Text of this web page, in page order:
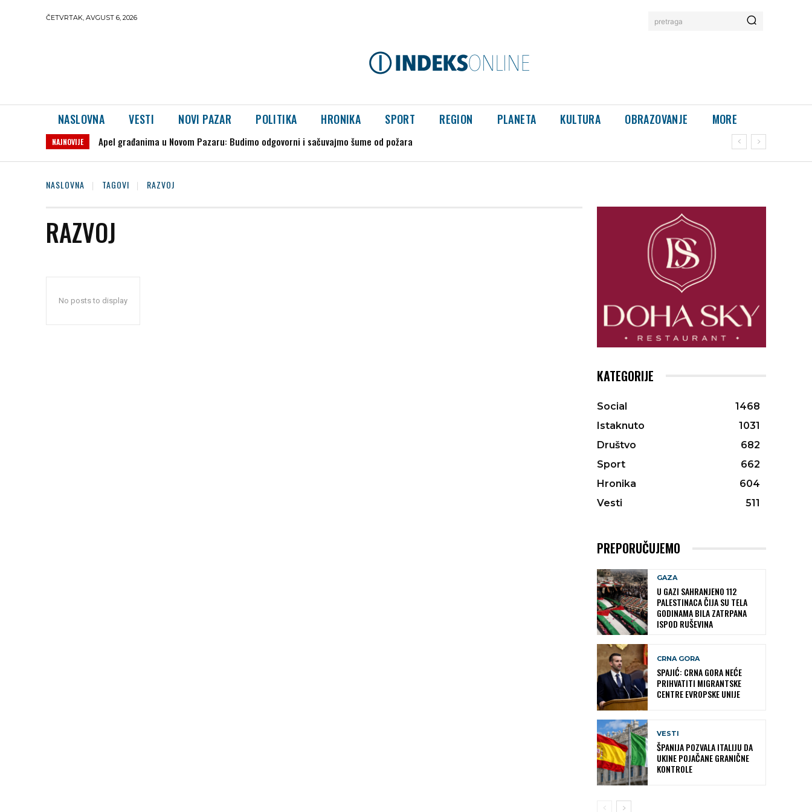
ČETVRTAK, AVGUST 6, 2026 pretraga
NASLOVNA VESTI NOVI PAZAR POLITIKA HRONIKA SPORT REGION PLANETA KULTURA OBRAZOVANJE MORE
NAJNOVIJE Apel građanima u Novom Pazaru: Budimo odgovorni i sačuvajmo šume od požara
NASLOVNA TAGOVI RAZVOJ
RAZVOJ
No posts to display
KATEGORIJE
Social
1468
Istaknuto
1031
Društvo
682
Sport
662
Hronika
604
Vesti
511
PREPORUČUJEMO
GAZA
U GAZI SAHRANJENO 112
PALESTINACA ČIJA SU TELA
GODINAMA BILA ZATRPANA
ISPOD RUŠEVINA
CRNA GORA
SPAJIĆ: CRNA GORA NEĆE
PRIHVATITI MIGRANTSKE
CENTRE EVROPSKE UNIJE
VESTI
ŠPANIJA POZVALA ITALIJU DA
UKINE POJAČANE GRANIČNE
KONTROLE